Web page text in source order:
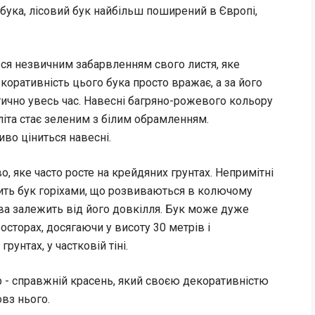
лісовий бук найбільш поширений в Європі,
незвичним забарвленням свого листя, яке
цього бука просто вражає, а за його
увесь час. Навесні багряно-рожевого кольору
стає зеленим з білим обрамленням.
ціниться навесні.
часто росте на крейдяних грунтах. Непримітні
бук горіхами, що розвиваються в колючому
залежить від його довкілля. Бук може дуже
досягаючи у висоту 30 метрів і
у частковій тіні.
справжній красень, який своєю декоративністю
нього.